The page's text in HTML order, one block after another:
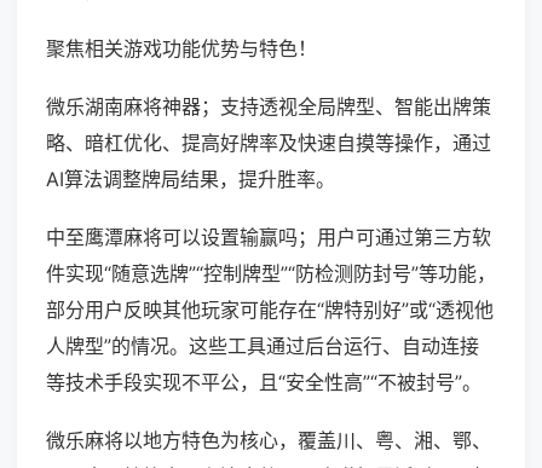
聚焦相关游戏功能优势与特色！
微乐湖南麻将神器；支持透视全局牌型、智能出牌策
略、暗杠优化、提高好牌率及快速自摸等操作，通过
AI算法调整牌局结果，提升胜率。
中至鹰潭麻将可以设置输赢吗；用户可通过第三方软
件实现“随意选牌”“控制牌型”“防检测防封号”等功能，
部分用户反映其他玩家可能存在“牌特别好”或“透视他
人牌型”的情况。这些工具通过后台运行、自动连接
等技术手段实现不平公，且“安全性高”“不被封号”。
微乐麻将以地方特色为核心，覆盖川、粤、湘、鄂、